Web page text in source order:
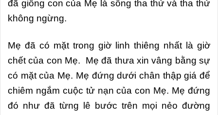
đã giống con của Mẹ là sống tha thứ và tha thứ
không ngừng.
Mẹ đã có mặt trong giờ linh thiêng nhất là giờ
chết của con Mẹ. Mẹ đã thưa xin vâng bằng sự
có mặt của Mẹ. Mẹ đứng dưới chân thập giá để
chiêm ngắm cuộc tử nạn của con Mẹ. Mẹ đứng
đó như đã từng lê bước trên mọi nẻo đường